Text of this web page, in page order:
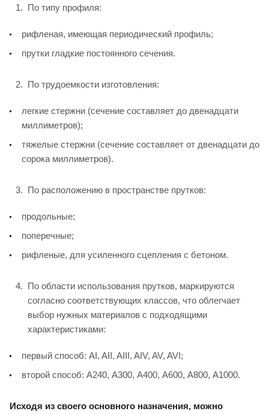
По типу профиля:
рифленая, имеющая периодический профиль;
прутки гладкие постоянного сечения.
По трудоемкости изготовления:
легкие стержни (сечение составляет до двенадцати
миллиметров);
тяжелые стержни (сечение составляет от двенадцати до
сорока миллиметров).
По расположению в пространстве прутков:
продольные;
поперечные;
рифленые, для усиленного сцепления с бетоном.
По области использования прутков, маркируются
согласно соответствующих классов, что облегчает
выбор нужных материалов с подходящими
характеристиками:
первый способ: АI, AII, AIII, AIV, AV, AVI;
второй способ: А240, А300, А400, А600, А800, А1000.
Исходя из своего основного назначения, можно